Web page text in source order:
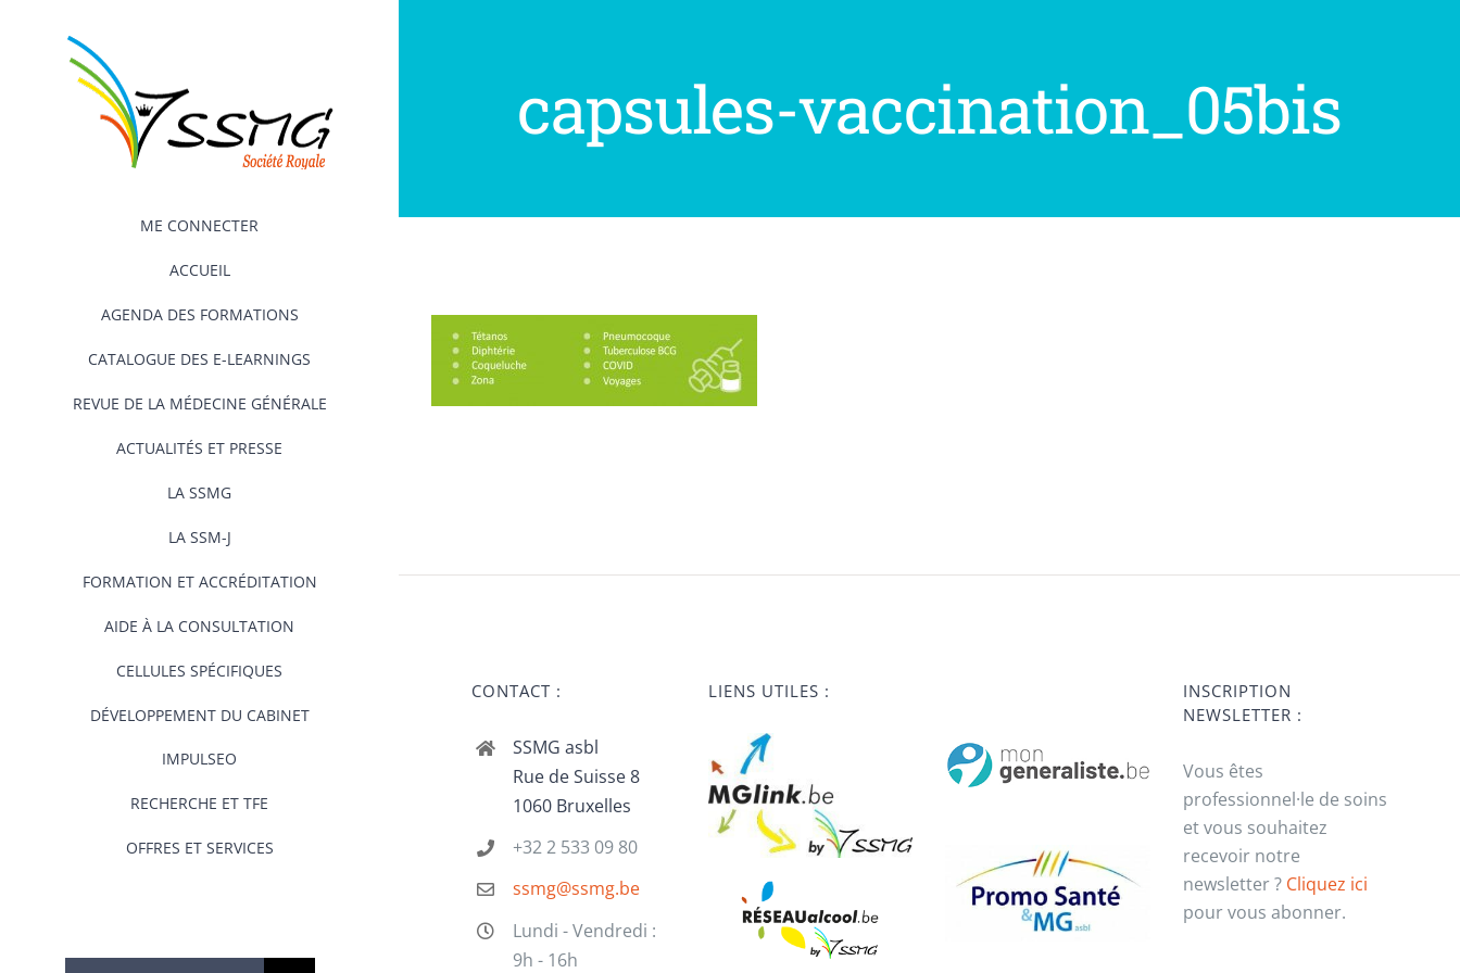
ME CONNECTER
ACCUEIL
AGENDA DES FORMATIONS
CATALOGUE DES E-LEARNINGS
REVUE DE LA MÉDECINE GÉNÉRALE
ACTUALITÉS ET PRESSE
LA SSMG
LA SSM-J
FORMATION ET ACCRÉDITATION
AIDE À LA CONSULTATION
CELLULES SPÉCIFIQUES
DÉVELOPPEMENT DU CABINET
IMPULSEO
RECHERCHE ET TFE
OFFRES ET SERVICES
capsules-vaccination_05bis
CONTACT :
SSMG asbl
Rue de Suisse 8
1060 Bruxelles
+32 2 533 09 80
ssmg@ssmg.be
Lundi - Vendredi :
9h - 16h
LIENS UTILES :
INSCRIPTION
NEWSLETTER :
Vous êtes
professionnel·le de soins
et vous souhaitez
recevoir notre
newsletter ? Cliquez ici
pour vous abonner.